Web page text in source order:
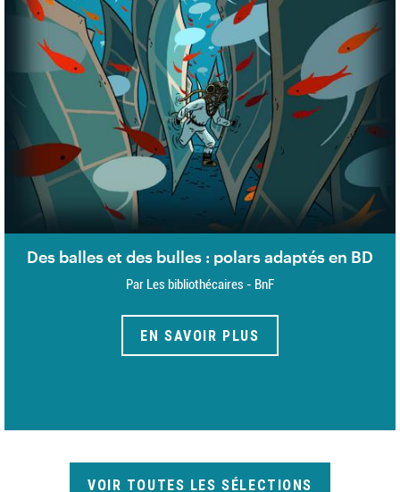
Des balles et des bulles : polars adaptés en BD
Par Les bibliothécaires - BnF
EN SAVOIR PLUS
VOIR TOUTES LES SÉLECTIONS